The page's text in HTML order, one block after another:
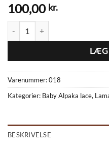
100,00 kr.
LÆG
Varenummer:018
Kategorier: Baby Alpaka lace,
BESKRIVELSE